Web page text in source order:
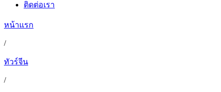
ติดต่อเรา
หน้าแรก
/
ทัวร์จีน
/